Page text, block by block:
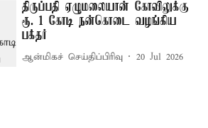
திருப்பதி ஏழுமலையான் கோவிலுக்கு
ரூ. 1 கோடி நன்கொடை வழங்கிய
பக்தர்
ஆன்மிகச் செய்திப்பிரிவு 20 Jul 2026